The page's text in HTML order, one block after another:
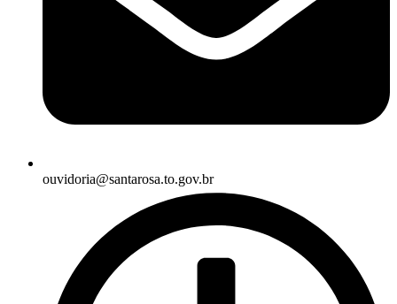
ouvidoria@santarosa.to.gov.br